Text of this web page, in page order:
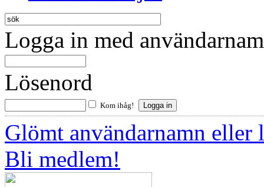
Logga in med
Lösenord
Kom ihåg!
Glömt användarnamn eller
Bli medlem!